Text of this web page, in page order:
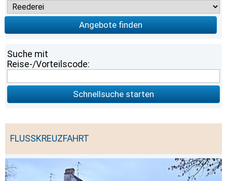
Angebote finden
Suche mit
Reise-/Vorteilscode:
Schnellsuche starten
FLUSSKREUZFAHRT